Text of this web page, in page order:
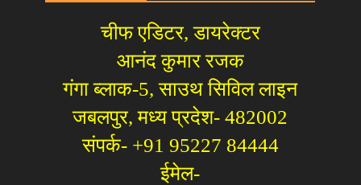
चीफ एडिटर, डायरेक्टर
आनंद कुमार रजक
गंगा ब्लाक-5, साउथ सिविल लाइन
जबलपुर, मध्य प्रदेश- 482002
संपर्क- +91 95227 84444
ईमेल-